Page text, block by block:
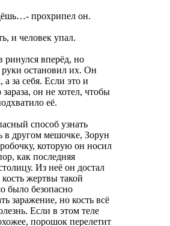
прохрипел он.
и человек упал.
ринулся вперёд, но
руки остановил их. Он
а за себя. Если это и
он не хотел, чтобы
её.
способ узнать
в другом мешочке, Зорун
которую он носил
как последняя
Из неё он достал
жертвы такой
было безопасно
заражение, но кость всё
Если в этом теле
порошок перелетит